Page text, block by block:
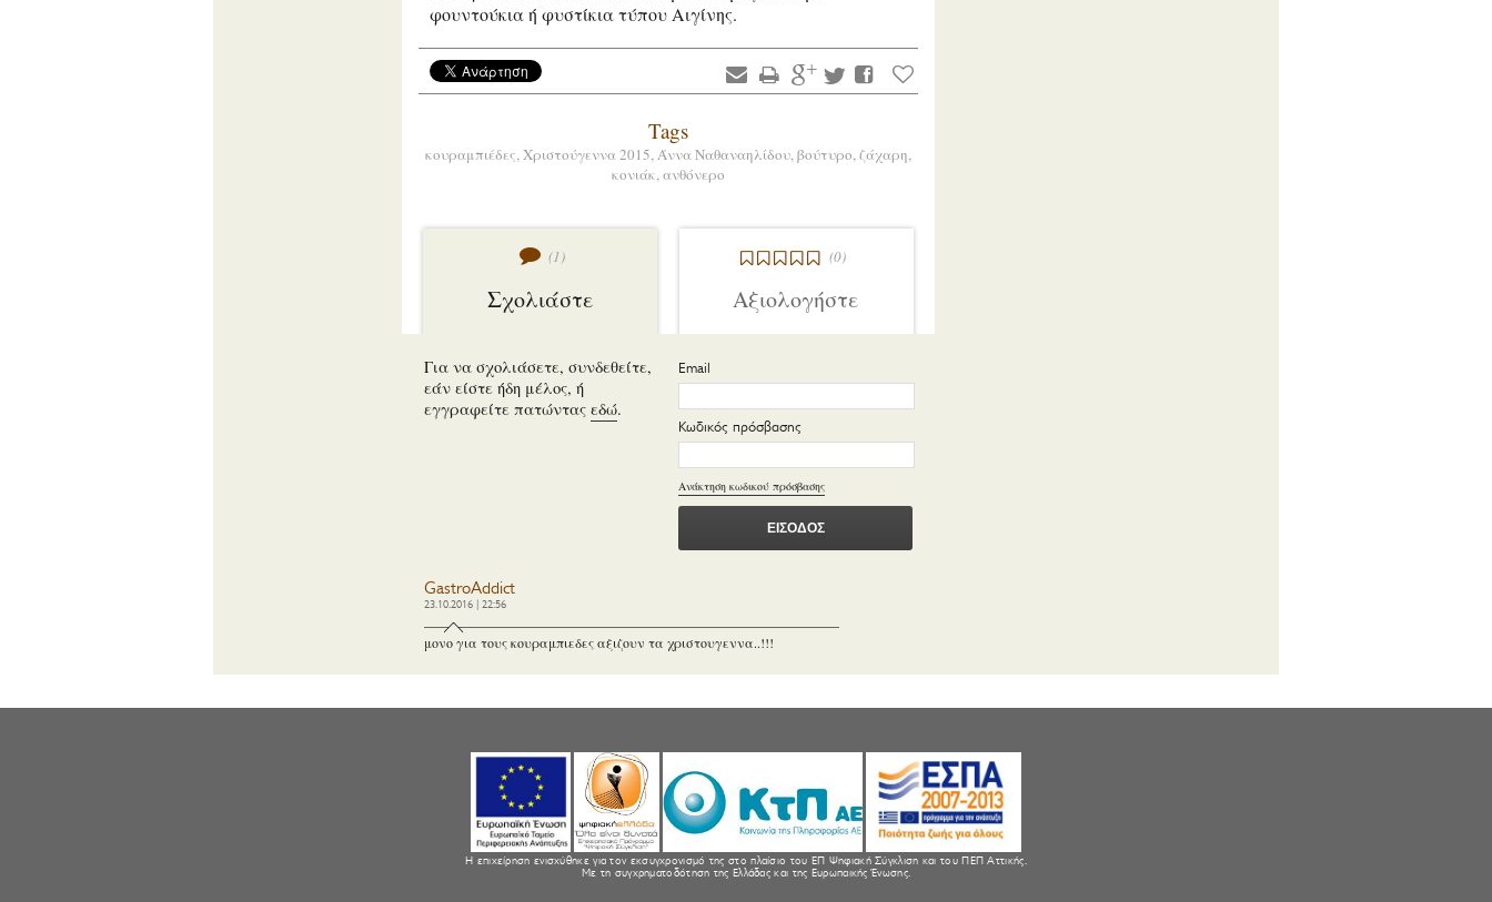
φουντούκια ή φυστίκια τύπου Αιγίνης.
Tags
κουραμπιέδες,Χριστούγεννα 2015,Άννα Ναθαναηλίδου,βούτυρο,ζάχαρη,
κονιάκ,ανθόνερο
(1)
Σχολιάστε
(0)
Αξιολογήστε
Για να σχολιάσετε, συνδεθείτε,
εάν είστε ήδη μέλος, ή
εγγραφείτε πατώντας εδώ.
Email
Κωδικός πρόσβασης
Ανάκτηση κωδικού πρόσβασης
GastroAddict
23.10.2016 | 22:56
μονο για τους κουραμπιεδες αξιζουν τα χριστουγεννα..!!!
Η επιχείρηση ενισχύθηκε για τον εκσυγχρονισμό της στο πλαίσιο του ΕΠ Ψηφιακή Σύγκλιση και του ΠΕΠ Αττικής.
Με τη συγχρηματοδότηση της Ελλάδας και της Ευρωπαικής Ένωσης.